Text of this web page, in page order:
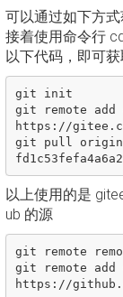
可以通过如下方
接着使用命令行
以下代码，即可
git init
git remote
https://
git pull origin
以上使用的是
ub 的源
git remote
git remote